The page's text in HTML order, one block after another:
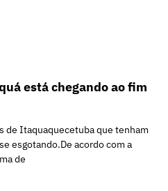
está chegando ao fim
de Itaquaquecetuba que tenham
esgotando.De acordo com a
de